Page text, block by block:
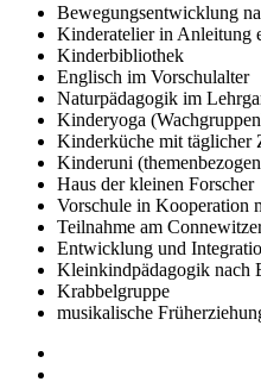
Bewegungsentwicklung
Kinderatelier in Anleitung
Kinderbibliothek
Englisch im Vorschulalter
Naturpädagogik im
Kinderyoga
Kinderküche mit täglicher
Kinderuni
Haus der kleinen Forscher
Vorschule in Kooperation
Teilnahme am
Entwicklung und
Kleinkindpädagogik nach
Krabbelgruppe
musikalische